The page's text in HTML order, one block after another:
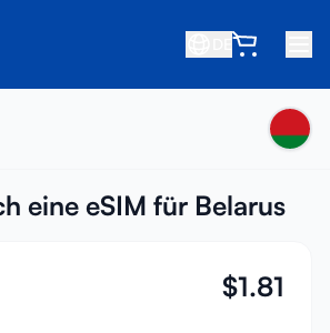
eine eSIM für Belarus
$1.81